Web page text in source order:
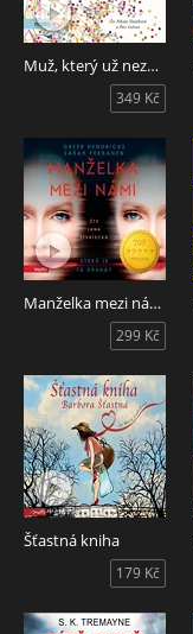
Muž, který už nezavolal
349 Kč
Manželka mezi námi
299 Kč
Šťastná kniha
179 Kč